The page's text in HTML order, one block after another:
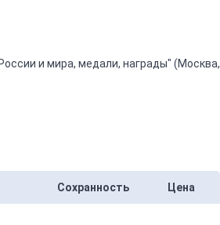
и мира, медали, награды" (Москва,
Сохранность Цена